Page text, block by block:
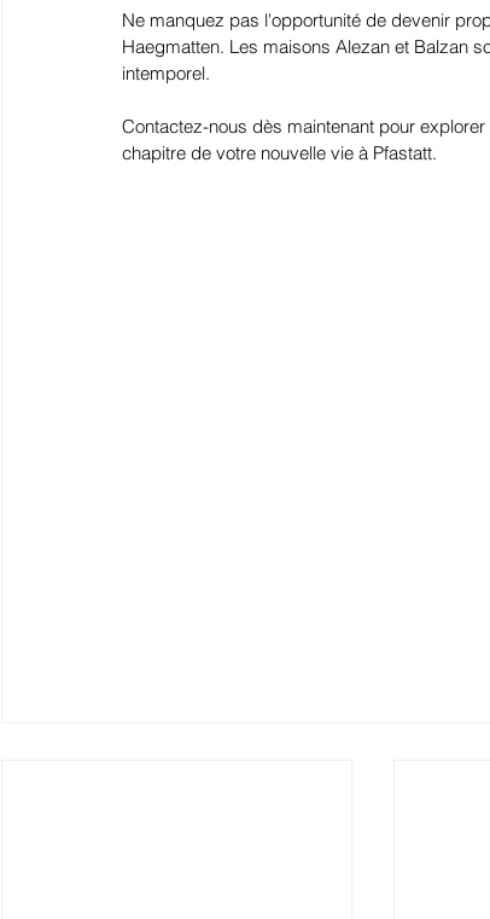
Ne manquez pas l'opportunité de devenir
Haegmatten. Les maisons Alezan et Balzan
intemporel.
Contactez-nous dès maintenant pour
chapitre de votre nouvelle vie à Pfastatt.